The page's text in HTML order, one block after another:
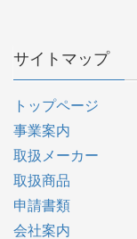
サイトマップ
トップページ
事業案内
取扱メーカー
取扱商品
申請書類
会社案内